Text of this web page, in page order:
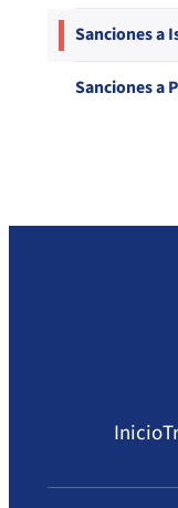
Compendio
Sanciones a
Sanciones a
Inicio